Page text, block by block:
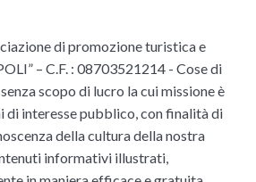
di promozione turistica e
– C.F. : 08703521214 - Cose di
scopo di lucro la cui missione è
interesse pubblico, con finalità di
della cultura della nostra
informativi illustrati,